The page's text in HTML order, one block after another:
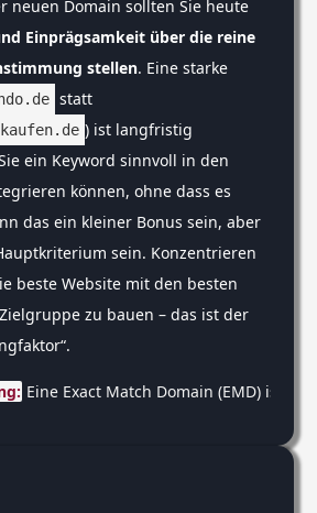
neuen Domain sollten Sie heute
Einprägsamkeit über die reine
stellen. Eine starke
statt
) ist langfristig
ein Keyword sinnvoll in den
können, ohne dass es
das ein kleiner Bonus sein, aber
sein. Konzentrieren
beste Website mit den besten
zu bauen – das ist der
Eine Exact Match Domain (EMD) ist